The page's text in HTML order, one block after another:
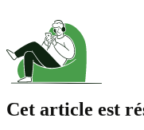
Cet article est